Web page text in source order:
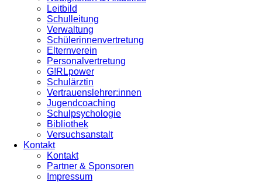
Leitbild
Schulleitung
Verwaltung
Schülerinnenvertretung
Elternverein
Personalvertretung
G!RLpower
Schulärztin
Vertrauenslehrer:innen
Jugendcoaching
Schulpsychologie
Bibliothek
Versuchsanstalt
Kontakt
Kontakt
Partner & Sponsoren
Impressum